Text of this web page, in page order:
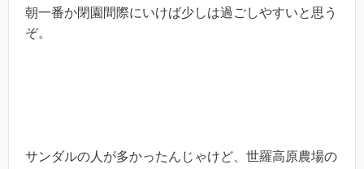
朝一番か閉園間際にいけば少しは過ごしやすいと思う
ぞ。
サンダルの人が多かったんじゃけど、世羅高原農場の